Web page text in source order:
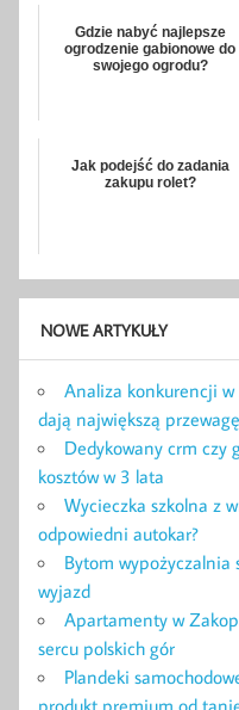
Gdzie nabyć najlepsze
ogrodzenie gabionowe do
swojego ogrodu?
Jak podejść do zadania
zakupu rolet?
NOWE ARTYKUŁY
Analiza konkurencji w
dają największą
Dedykowany crm czy
kosztów w 3 lata
Wycieczka szkolna z
odpowiedni autokar?
Bytom wypożyczalnia
wyjazd
Apartamenty w
sercu polskich gór
Plandeki